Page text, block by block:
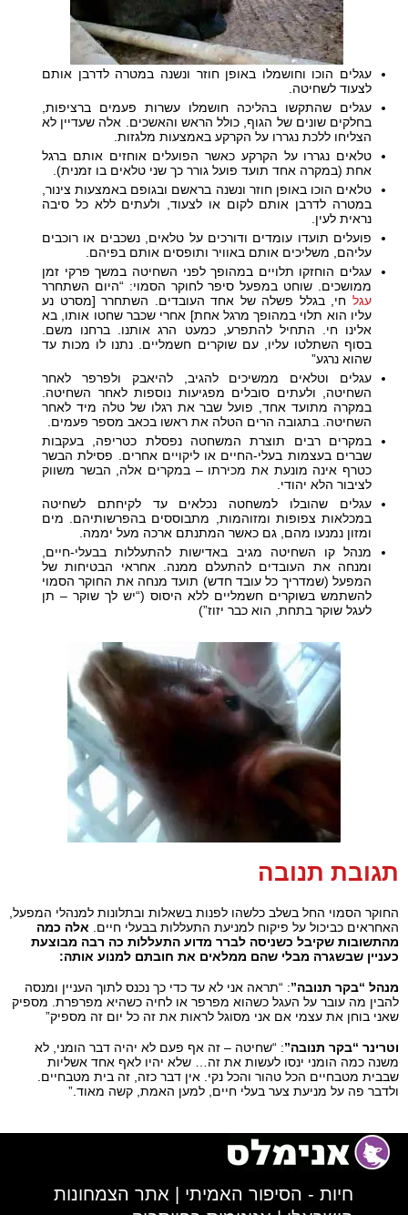
עגלים הוכו וחושמלו באופן חוזר ונשנה במטרה לדרבן אותם
לצעוד לשחיטה.
עגלים שהתקשו בהליכה חושמלו עשרות פעמים ברציפות,
בחלקים שונים של הגוף, כולל הראש והאשכים. אלה שעדיין לא
הצליחו ללכת נגררו על הקרקע באמצעות מלגזות.
טלאים נגררו על הקרקע כאשר הפועלים אוחזים אותם ברגל
אחת (במקרה אחד תועד פועל גורר כך שני טלאים בו זמנית).
טלאים הוכו באופן חוזר ונשנה בראשם ובגופם באמצעות צינור,
במטרה לדרבן אותם לקום או לצעוד, ולעתים ללא כל סיבה
נראית לעין.
פועלים תועדו עומדים ודורכים על טלאים, נשכבים או רוכבים
עליהם, משליכים אותם באוויר ותופסים אותם בפיהם.
עגלים הוחזקו תלויים במהופך לפני השחיטה במשך פרקי זמן
ממושכים. שוחט במפעל סיפר לחוקר הסמוי: “היום השתחרר
עגל חי, בגלל פשלה של אחד העובדים. השתחרר [מסרט נע
עליו הוא תלוי במהופך מרגל אחת] אחרי שכבר שחטו אותו, בא
אלינו חי. התחיל להתפרע, כמעט הרג אותנו. ברחנו משם.
בסוף השתלטו עליו, עם שוקרים חשמליים. נתנו לו מכות עד
שהוא נרגע”
עגלים וטלאים ממשיכים להגיב, להיאבק ולפרפר לאחר
השחיטה, ולעתים סובלים מפגיעות נוספות לאחר השחיטה.
במקרה מתועד אחד, פועל שבר את רגלו של טלה מיד לאחר
השחיטה. בתגובה הרים הטלה את ראשו בכאב מספר פעמים.
במקרים רבים תוצרת המשחטה נפסלת כטריפה, בעקבות
שברים בעצמות בעלי-החיים או ליקויים אחרים. פסילת הבשר
כטרף אינה מונעת את מכירתו – במקרים אלה, הבשר משווק
לציבור הלא יהודי.
עגלים שהובלו למשחטה נכלאים עד לקיחתם לשחיטה
במכלאות צפופות ומזוהמות, מתבוססים בהפרשותיהם. מים
ומזון נמנעו מהם, גם כאשר המתנתם ארכה מעל יממה.
מנהל קו השחיטה מגיב באדישות להתעללות בבעלי-חיים,
ומנחה את העובדים להתעלם ממנה. אחראי הבטיחות של
המפעל (שמדריך כל עובד חדש) תועד מנחה את החוקר הסמוי
להשתמש בשוקרים חשמליים ללא היסוס (“יש לך שוקר – תן
לעגל שוקר בתחת, הוא כבר יזוז”)
תגובת תנובה
החוקר הסמוי החל בשלב כלשהו לפנות בשאלות ובתלונות למנהלי המפעל,
האחראים כביכול על פיקוח למניעת התעללות בבעלי חיים. אלה כמה
מהתשובות שקיבל כשניסה לברר מדוע התעללות כה רבה מבוצעת
כעניין שבשגרה מבלי שהם ממלאים את חובתם למנוע אותה:
מנהל “בקר תנובה”: “תראה אני לא עד כדי כך נכנס לתוך העניין ומנסה
להבין מה עובר על העגל כשהוא מפרפר או לחיה כשהיא מפרפרת. מספיק
שאני בוחן את עצמי אם אני מסוגל לראות את זה כל יום זה מספיק”
וטרינר “בקר תנובה”: “שחיטה – זה אף פעם לא יהיה דבר הומני, לא
משנה כמה הומני ינסו לעשות את זה… שלא יהיו לאף אחד אשליות
שבבית מטבחיים הכל טהור והכל נקי. אין דבר כזה, זה בית מטבחיים.
ולדבר פה על מניעת צער בעלי חיים, למען האמת, קשה מאוד.”
חיות - הסיפור האמיתי
אתר הצמחונות